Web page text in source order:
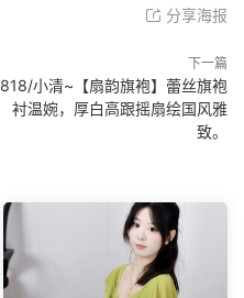
分享海报
下一篇
818/小清~【扇韵旗袍】蕾丝旗袍
衬温婉，厚白高跟摇扇绘国风雅
致。